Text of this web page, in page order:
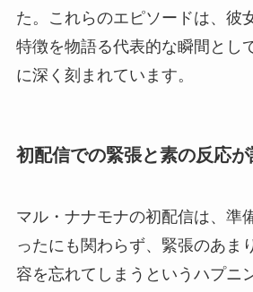
た。これらのエピソードは、彼
特徴を物語る代表的な瞬間とし
に深く刻まれています。
初配信での緊張と素の反応
マル・ナナモナの初配信は、準
ったにも関わらず、緊張のあま
容を忘れてしまうというハプニ